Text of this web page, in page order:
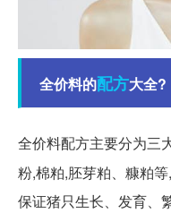
全价料的配方大全?
全价料配方主要分为三
粉,棉粕,胚芽粕、糠粕
保证猪只生长、发育、